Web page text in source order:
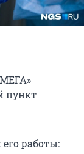
пункт
работы: